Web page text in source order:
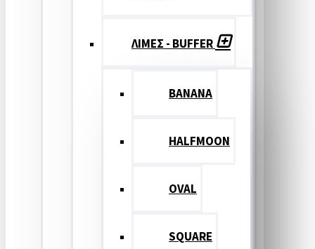
ΛΙΜΕΣ - BUFFER
BANANA
HALFMOON
OVAL
SQUARE